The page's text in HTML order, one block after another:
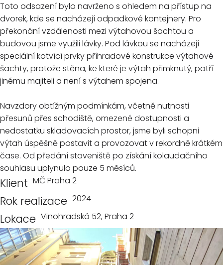
Toto odsazení bylo navrženo s ohledem na přístup na
dvorek, kde se nacházejí odpadkové kontejnery. Pro
překonání vzdálenosti mezi výtahovou šachtou a
budovou jsme využili lávky. Pod lávkou se nacházejí
speciální kotvící prvky příhradové konstrukce výtahové
šachty, protože stěna, ke které je výtah přimknutý, patří
jinému majiteli a není s výtahem spojena.
Navzdory obtížným podmínkám, včetně nutnosti
přesunů přes schodiště, omezené dostupnosti a
nedostatku skladovacích prostor, jsme byli schopni
výtah úspěšně postavit a provozovat v rekordně krátkém
čase. Od předání staveniště po získání kolaudačního
souhlasu uplynulo pouze 5 měsíců.
Klient MČ Praha 2
Rok realizace 2024
Lokace Vinohradská 52, Praha 2